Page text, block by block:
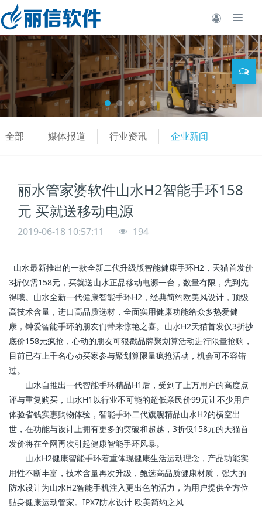
全部 媒体报道 行业资讯 企业新闻
丽水管家婆软件山水H2智能手环158
元 买就送移动电源
2019-06-18 10:57:11 194
山水最新推出的一款全新二代升级版智能健康手环H2，天猫首发价
3折仅需158元，买就送山水正品移动电源一台，数量有限，先到先
得哦。山水全新一代健康智能手环H2，经典简约欧美风设计，顶级
高技术含量，进口高品质选材，全面实用健康功能给众多热爱健
康，钟爱智能手环的朋友们带来惊艳之喜。山水H2天猫首发仅3折抄
底价158元疯抢，心动的朋友可狠戳品牌聚划算活动进行限量抢购，
目前已有上千名心动买家参与聚划算限量疯抢活动，机会可不容错
过。
山水自推出一代智能手环精品H1后，受到了上万用户的高度点
评与重复购买，山水H1以行业不可能的超低亲民价99元让不少用户
体验省钱实惠购物体验，智能手环二代旗舰精品山水H2的横空出
世，在功能与设计上拥有更多的突破和超越，3折仅158元的天猫首
发价将在全网再次引起健康智能手环风暴。
山水H2健康智能手环着重体现健康生活运动理念，产品功能实
用性不断丰富，技术含量再次升级，甄选高品质健康材质，强大的
防水设计为山水H2智能手机注入更出色的活力，为用户提供全方位
贴身健康运动管家。IPX7防水设计 欧美简约之风